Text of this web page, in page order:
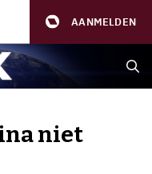
AANMELDEN
niet